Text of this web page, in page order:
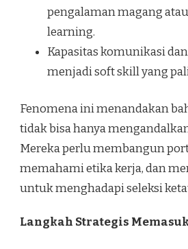
pengalaman magang
learning.
Kapasitas komunikasi
menjadi soft skill yang
Fenomena ini menandakan
tidak bisa hanya
Mereka perlu membangun
memahami etika kerja, dan
untuk menghadapi seleksi
Langkah Strategis